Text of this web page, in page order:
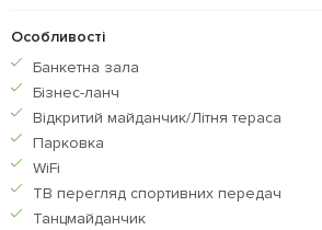
Особливості
Банкетна зала
Бiзнес-ланч
Відкритий майданчик/Літня тераса
Парковка
WiFi
ТВ перегляд спортивних передач
Танцмайданчик